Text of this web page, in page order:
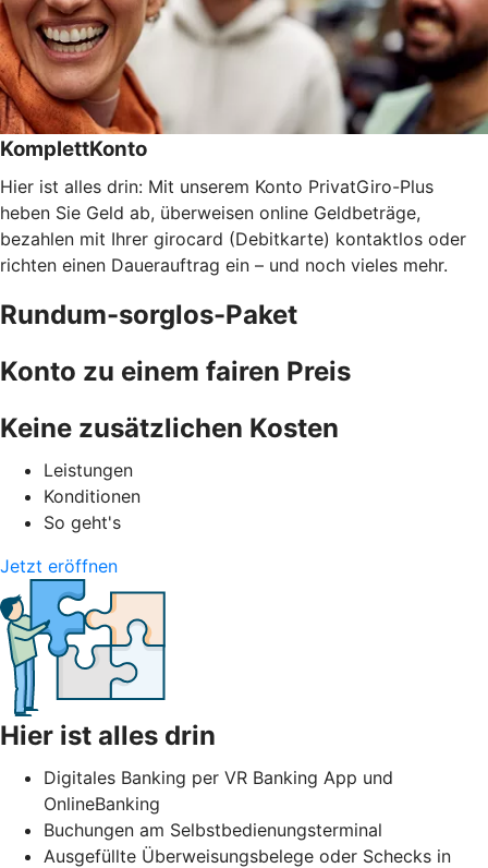
KomplettKonto
Hier ist alles drin: Mit unserem Konto PrivatGiro-Plus
heben Sie Geld ab, überweisen online Geldbeträge,
bezahlen mit Ihrer girocard (Debitkarte) kontaktlos oder
richten einen Dauerauftrag ein – und noch vieles mehr.
Rundum-sorglos-Paket
Konto zu einem fairen Preis
Keine zusätzlichen Kosten
Leistungen
Konditionen
So geht's
Jetzt eröffnen
Hier ist alles drin
Digitales Banking per VR Banking App und
OnlineBanking
Buchungen am Selbstbedienungsterminal
Ausgefüllte Überweisungsbelege oder Schecks in